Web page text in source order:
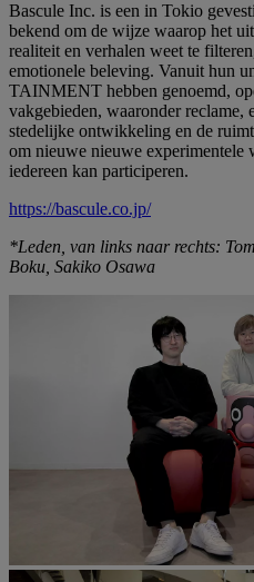
Bascule Inc. is een in Tokio
bekend om de wijze waarop het
realiteit en verhalen weet te
emotionele beleving. Vanuit hun
TAINMENT hebben genoemd,
vakgebieden, waaronder reclame,
stedelijke ontwikkeling en de
om nieuwe nieuwe experimentele
iedereen kan participeren.
https://bascule.co.jp/
*Leden, van links naar rechts:
Boku, Sakiko Osawa